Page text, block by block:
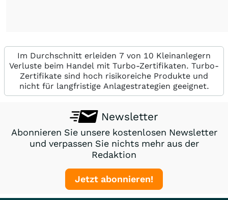
Im Durchschnitt erleiden 7 von 10 Kleinanlegern
Verluste beim Handel mit Turbo-Zertifikaten. Turbo-
Zertifikate sind hoch risikoreiche Produkte und
nicht für langfristige Anlagestrategien geeignet.
Newsletter
Abonnieren Sie unsere kostenlosen Newsletter
und verpassen Sie nichts mehr aus der
Redaktion
Jetzt abonnieren!